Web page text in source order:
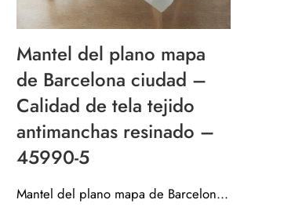
Mantel del plano mapa
de Barcelona ciudad –
Calidad de tela tejido
antimanchas resinado –
45990-5
Mantel del plano mapa de Barcelona ciudad – Calidad de tela tejido antimanchas resinado – 45990-5